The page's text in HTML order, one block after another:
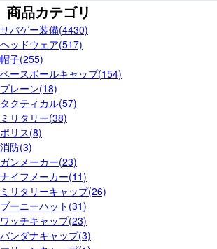
商品カテゴリ
サバゲー装備(4430)
ヘッドウェア(517)
帽子(255)
ベースボールキャップ(154)
プレーン(18)
タクティカル(57)
ミリタリー(38)
ポリス(8)
消防(3)
ガンメーカー(23)
ナイフメーカー(11)
ミリタリーキャップ(26)
ブーニーハット(31)
ワッチキャップ(23)
バンダナキャップ(3)